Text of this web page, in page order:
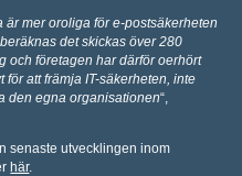
mer oroliga för e-postsäkerheten
det skickas över 280
och företagen har därför oerhört
för att främja IT-säkerheten, inte
den egna organisationen“,
senaste utvecklingen inom
här.